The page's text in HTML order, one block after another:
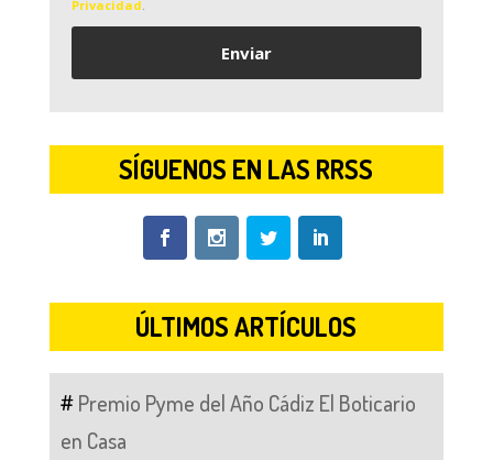
Privacidad.
SÍGUENOS EN LAS RRSS
ÚLTIMOS ARTÍCULOS
Premio Pyme del Año Cádiz El Boticario
en Casa